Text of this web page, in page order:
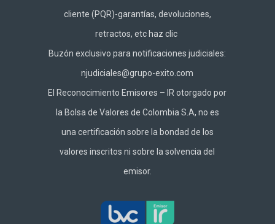
cliente (PQR)-garantías, devoluciones,
retractos, etc hazclic
Buzón exclusivo para notificaciones judiciales:
njudiciales@grupo-exito.com
El Reconocimiento Emisores – IR otorgado por
la Bolsa de Valores de Colombia S.A, no es
una certificación sobre la bondad de los
valores inscritos ni sobre la solvencia del
emisor.